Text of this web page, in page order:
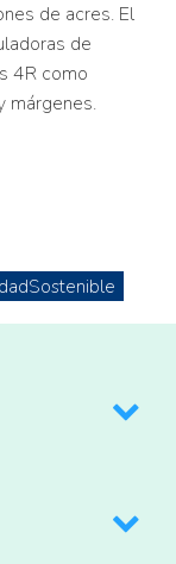
de acres. El
de
4R como
márgenes.